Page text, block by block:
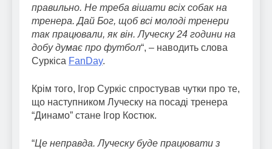
правильно. Не треба вішати всіх собак на
тренера. Дай Бог, щоб всі молоді тренери
так працювали, як він. Луческу 24 години на
добу думає про футбол“, – наводить слова
Суркіса FanDay.
Крім того, Ігор Суркіс спростував чутки про те,
що наступником Луческу на посаді тренера
“Динамо” стане Ігор Костюк.
“Це неправда. Луческу буде працювати з